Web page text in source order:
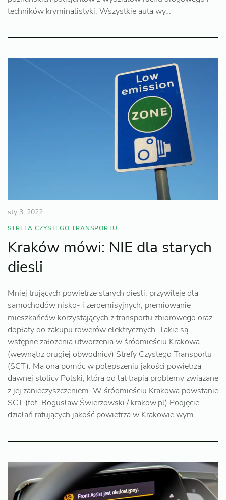
techników kryminalistyki. Wszystkie auta wy…
sty 3, 2022
STREFA CZYSTEGO TRANSPORTU
Kraków mówi: NIE dla starych
diesli
Mniej trujących powietrze starych diesli, przywileje dla
samochodów nisko- i zeroemisyjnych, premiowanie
mieszkańców korzystających z transportu zbiorowego oraz
dopłaty do zakupu rowerów elektrycznych. Takie są
wstępne założenia utworzenia w śródmieściu Krakowa
(wewnątrz drugiej obwodnicy) Strefy Czystego Transportu
(SCT). Ma ona pomóc w polepszeniu jakości powietrza
dawnej stolicy Polski, którą od lat trapią problemy związane
z jej zanieczyszczeniem. W śródmieściu Krakowa powstanie
SCT (fot. Bogusław Świerzowski / krakow.pl) Podjęcie
działań ratujących jakość powietrza w Krakowie wym…